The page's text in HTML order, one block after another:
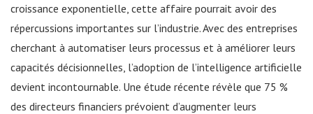
croissance exponentielle, cette affaire pourrait avoir des
répercussions importantes sur l’industrie. Avec des entreprises
cherchant à automatiser leurs processus et à améliorer leurs
capacités décisionnelles, l’adoption de l’intelligence artificielle
devient incontournable. Une étude récente révèle que 75 %
des directeurs financiers prévoient d’augmenter leurs